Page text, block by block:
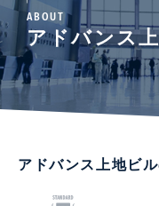
ABOUT
アドバンス
アドバンス上地ビ